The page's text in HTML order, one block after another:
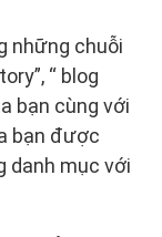
những chuỗi
“ blog
bạn cùng với
bạn được
danh mục với